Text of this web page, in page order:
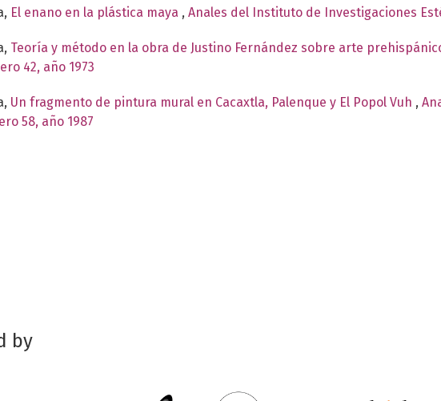
El enano en la plástica maya , Anales del Instituto de Investigaciones
Teoría y método en la obra de Justino Fernández sobre arte
42, año 1973
Un fragmento de pintura mural en Cacaxtla, Palenque y El Popol Vuh ,
58, año 1987
by